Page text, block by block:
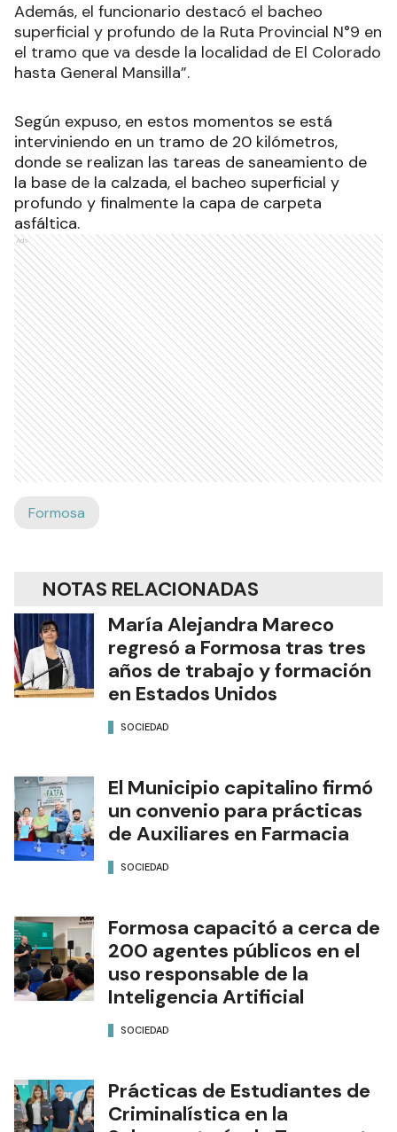
Además, el funcionario destacó el bacheo
superficial y profundo de la Ruta Provincial N°9 en
el tramo que va desde la localidad de El Colorado
hasta General Mansilla”.
Según expuso, en estos momentos se está
interviniendo en un tramo de 20 kilómetros,
donde se realizan las tareas de saneamiento de
la base de la calzada, el bacheo superficial y
profundo y finalmente la capa de carpeta
asfáltica.
Ads
Formosa
NOTAS RELACIONADAS
María Alejandra Mareco
regresó a Formosa tras tres
años de trabajo y formación
en Estados Unidos
SOCIEDAD
El Municipio capitalino firmó
un convenio para prácticas
de Auxiliares en Farmacia
SOCIEDAD
Formosa capacitó a cerca de
200 agentes públicos en el
uso responsable de la
Inteligencia Artificial
SOCIEDAD
Prácticas de Estudiantes de
Criminalística en la